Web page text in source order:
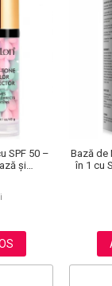
SPF 50 –
și
Bază de
în 1 cu